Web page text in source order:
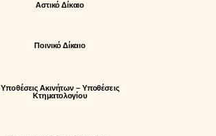
Aστικό Δίκαιο
Ποινικό Δίκαιο
Υποθέσεις Ακινήτων – Υποθέσεις
Κτηματολογίου